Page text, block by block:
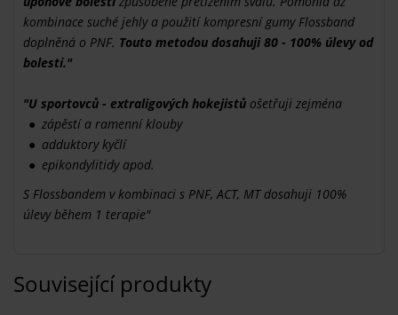
kombinace suché jehly a použití kompresní gumy Flossband
doplněná o PNF. Touto metodou dosahuji 80 - 100% úlevy od
bolestí."
"U sportovců - extraligových hokejistů ošetřuji zejména
zápěstí a ramenní klouby
adduktory kyčlí
epikondylitidy apod.
S Flossbandem v kombinaci s PNF, ACT, MT dosahuji 100%
úlevy během 1 terapie"
Související produkty